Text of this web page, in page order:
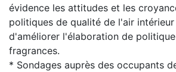
évidence les attitudes et les
politiques de qualité de l'air intérieur
d'améliorer l'élaboration de
fragrances.
* Sondages auprès des occupants